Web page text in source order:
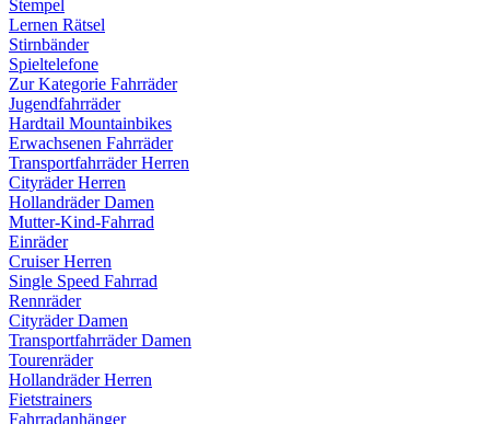
Stempel
Lernen Rätsel
Stirnbänder
Spieltelefone
Zur Kategorie Fahrräder
Jugendfahrräder
Hardtail Mountainbikes
Erwachsenen Fahrräder
Transportfahrräder Herren
Cityräder Herren
Hollandräder Damen
Mutter-Kind-Fahrrad
Einräder
Cruiser Herren
Single Speed Fahrrad
Rennräder
Cityräder Damen
Transportfahrräder Damen
Tourenräder
Hollandräder Herren
Fietstrainers
Fahrradanhänger